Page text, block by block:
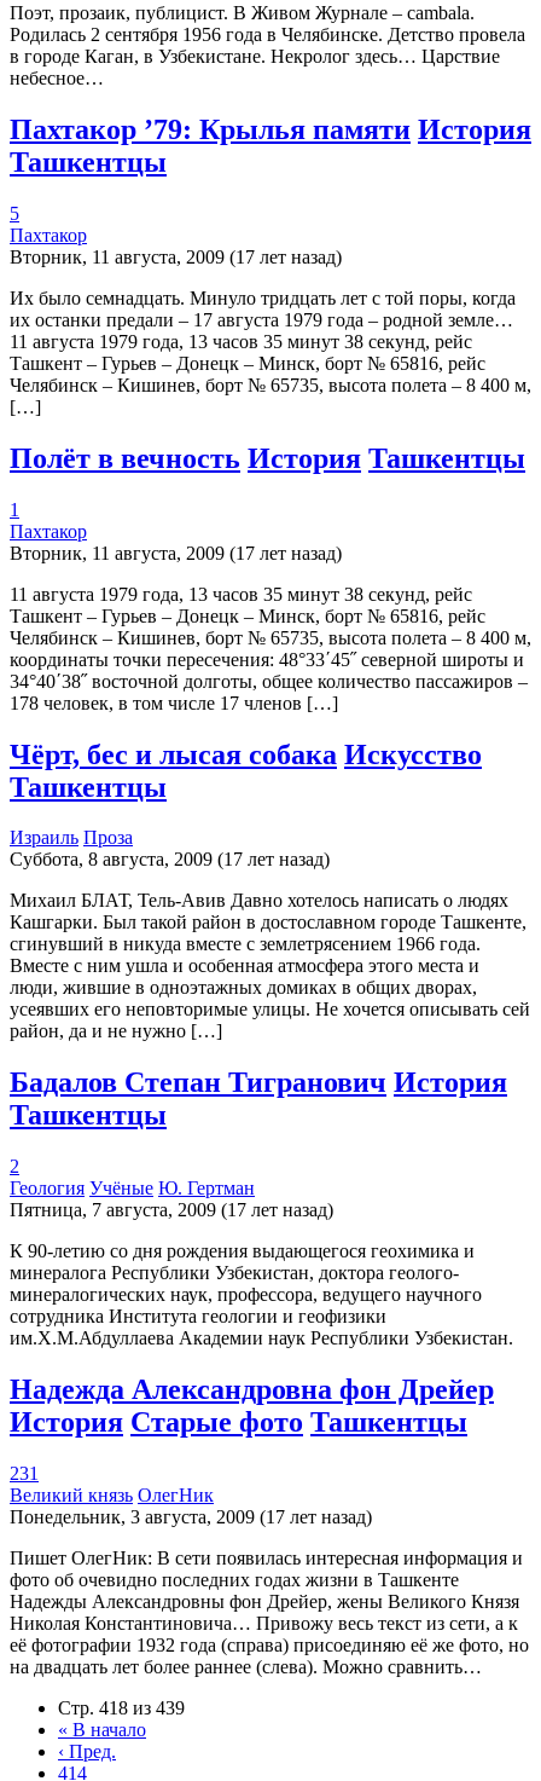
Поэт, прозаик, публицист. В Живом Журнале – cambala.
Родилась 2 сентября 1956 года в Челябинске. Детство провела
в городе Каган, в Узбекистане. Некролог здесь… Царствие
небесное…
Пахтакор ’79: Крылья памяти История
Ташкентцы
5
Пахтакор
Вторник, 11 августа, 2009 (17 лет назад)
Их было семнадцать. Минуло тридцать лет с той поры, когда
их останки предали – 17 августа 1979 года – родной земле…
11 августа 1979 года, 13 часов 35 минут 38 секунд, рейс
Ташкент – Гурьев – Донецк – Минск, борт № 65816, рейс
Челябинск – Кишинев, борт № 65735, высота полета – 8 400 м,
[…]
Полёт в вечность История Ташкентцы
1
Пахтакор
Вторник, 11 августа, 2009 (17 лет назад)
11 августа 1979 года, 13 часов 35 минут 38 секунд, рейс
Ташкент – Гурьев – Донецк – Минск, борт № 65816, рейс
Челябинск – Кишинев, борт № 65735, высота полета – 8 400 м,
координаты точки пересечения: 48°33΄45˝ северной широты и
34°40΄38˝ восточной долготы, общее количество пассажиров –
178 человек, в том числе 17 членов […]
Чёрт, бес и лысая собака Искусство
Ташкентцы
Израиль Проза
Суббота, 8 августа, 2009 (17 лет назад)
Михаил БЛАТ, Тель-Авив Давно хотелось написать о людях
Кашгарки. Был такой район в достославном городе Ташкенте,
сгинувший в никуда вместе с землетрясением 1966 года.
Вместе с ним ушла и особенная атмосфера этого места и
люди, жившие в одноэтажных домиках в общих дворах,
усеявших его неповторимые улицы. Не хочется описывать сей
район, да и не нужно […]
Бадалов Степан Тигранович История
Ташкентцы
2
Геология Учёные Ю. Гертман
Пятница, 7 августа, 2009 (17 лет назад)
К 90-летию со дня рождения выдающегося геохимика и
минералога Республики Узбекистан, доктора геолого-
минералогических наук, профессора, ведущего научного
сотрудника Института геологии и геофизики
им.Х.М.Абдуллаева Академии наук Республики Узбекистан.
Надежда Александровна фон Дрейер
История Старые фото Ташкентцы
231
Великий князь ОлегНик
Понедельник, 3 августа, 2009 (17 лет назад)
Пишет ОлегНик: В сети появилась интересная информация и
фото об очевидно последних годах жизни в Ташкенте
Надежды Александровны фон Дрейер, жены Великого Князя
Николая Константиновича… Привожу весь текст из сети, а к
её фотографии 1932 года (справа) присоединяю её же фото, но
на двадцать лет более раннее (слева). Можно сравнить…
Стр. 418 из 439
« В начало
‹ Пред.
414